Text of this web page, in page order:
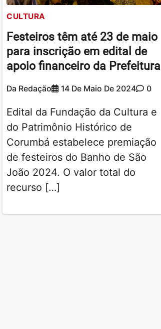
CULTURA
Festeiros têm até 23 de maio
para inscrição em edital de
apoio financeiro da Prefeitura
Da Redação 14 De Maio De 2024 0
Edital da Fundação da Cultura e
do Patrimônio Histórico de
Corumbá estabelece premiação
de festeiros do Banho de São
João 2024. O valor total do
recurso […]